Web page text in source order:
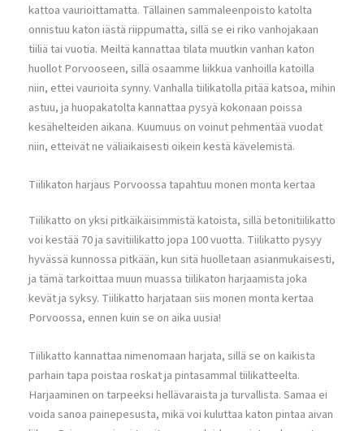
kattoa vaurioittamatta. Tällainen sammaleenpoisto katolta
onnistuu katon iästä riippumatta, sillä se ei riko vanhojakaan
tiiliä tai vuotia. Meiltä kannattaa tilata muutkin vanhan katon
huollot Porvooseen, sillä osaamme liikkua vanhoilla katoilla
niin, ettei vaurioita synny. Vanhalla tiilikatolla pitää katsoa, mihin
astuu, ja huopakatolta kannattaa pysyä kokonaan poissa
kesähelteiden aikana. Kuumuus on voinut pehmentää vuodat
niin, etteivät ne väliaikaisesti oikein kestä kävelemistä.
Tiilikaton harjaus Porvoossa tapahtuu monen monta kertaa
Tiilikatto on yksi pitkäikäisimmistä katoista, sillä betonitiilikatto
voi kestää 70 ja savitiilikatto jopa 100 vuotta. Tiilikatto pysyy
hyvässä kunnossa pitkään, kun sitä huolletaan asianmukaisesti,
ja tämä tarkoittaa muun muassa tiilikaton harjaamista joka
kevät ja syksy. Tiilikatto harjataan siis monen monta kertaa
Porvoossa, ennen kuin se on aika uusia!
Tiilikatto kannattaa nimenomaan harjata, sillä se on kaikista
parhain tapa poistaa roskat ja pintasammal tiilikatteelta.
Harjaaminen on tarpeeksi hellävaraista ja turvallista. Samaa ei
voida sanoa painepesusta, mikä voi kuluttaa katon pintaa aivan